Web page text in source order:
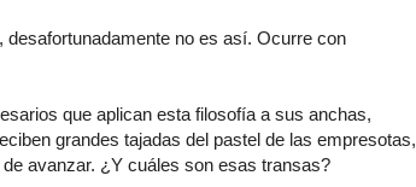
no es así. Ocurre con
que aplican esta filosofía a sus anchas,
grandes tajadas del pastel de las empresotas,
avanzar. ¿Y cuáles son esas transas?